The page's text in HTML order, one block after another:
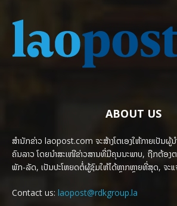
ABOUT US
ສຳນັກຂ່າວ laopost.com ຈະສ້າງໂຕເອງໃຫ້ກາຍເປັນຜູ້
ຄົນລາວ ໂດຍນຳສະເໜີຂ່າວສານທີ່ມີຄຸນນະພາບ, ຖືກຕ້ອງຕ
ພັກ-ລັດ, ເປັນປະໂຫຍດຕໍ່ຜູ້ຊົມໃຫ້ໄດ້ຫຼາກຫຼາຍທີ່ສຸດ, ຈະ
Contact us: laopost@rdkgroup.la